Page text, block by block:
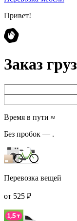
Привет!
Заказ
Время в пути ≈
Без пробок — .
Перевозка вещей
от 525 ₽